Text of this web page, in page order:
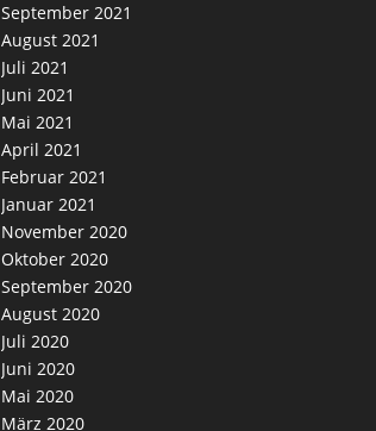
September 2021
August 2021
Juli 2021
Juni 2021
Mai 2021
April 2021
Februar 2021
Januar 2021
November 2020
Oktober 2020
September 2020
August 2020
Juli 2020
Juni 2020
Mai 2020
März 2020